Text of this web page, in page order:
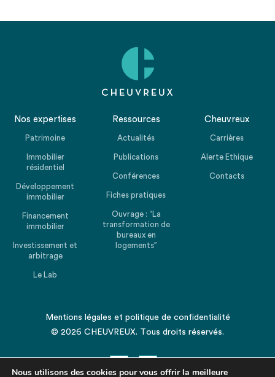
Nos expertises
Patrimoine
Immobilier
résidentiel
Développement
immobilier
Financement
immobilier
Investissement et
arbitrage
Le Lab
Ressources
Actualités
Publications
Conférences
Fiches pratiques
Ouvrage : “La
transformation de
bureaux en
logements”
Cheuvreux
Carrières
Alerte Ethique
Contacts
Mentions légales et politique de confidentialité
© 2026 CHEUVREUX. Tous droits réservés.
Nous utilisons des cookies pour vous offrir la meilleure